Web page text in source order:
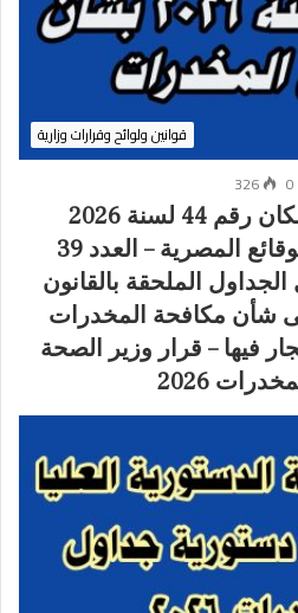
قوانين ولوائح وقرارات وزارية
0
326
قرار وزير الصحة والسكان رقم 44 لسنة 2026
بتاريخ 2026/02/17 – الوقائع المصرية – العدد 39
الملحقة بالقانون
182 لسنة 1960 فى شأن مكافحة المخدرات
فيها – قرار وزير الصحة
2026